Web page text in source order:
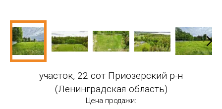
участок, 22 сот Приозерский р-н
(Ленинградская область)
Цена продажи: